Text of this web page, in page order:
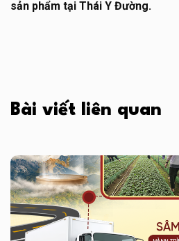
sản phẩm tại Thái Y Đường.
Bài viết liên quan